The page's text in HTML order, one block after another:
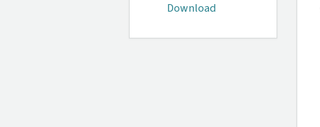
Download